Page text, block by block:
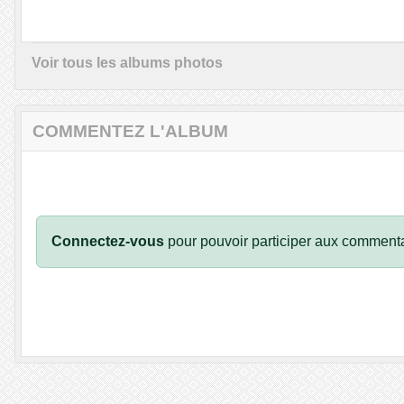
Voir tous les albums photos
COMMENTEZ L'ALBUM
Connectez-vous pour pouvoir participer aux